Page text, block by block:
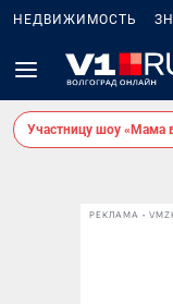
НЕДВИЖИМОСТЬ
Участницу шоу «Мама
РЕКЛАМА •